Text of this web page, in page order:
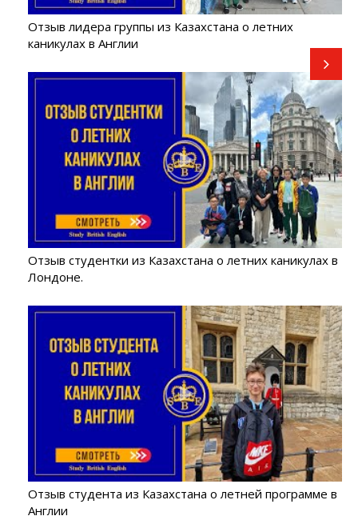
Отзыв лидера группы из Казахстана о летних
каникулах в Англии
Отзыв студентки из Казахстана о летних каникулах в
Лондоне.
Отзыв студента из Казахстана о летней программе в
Англии